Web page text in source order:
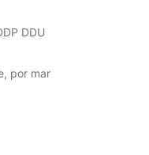
DDU
por mar